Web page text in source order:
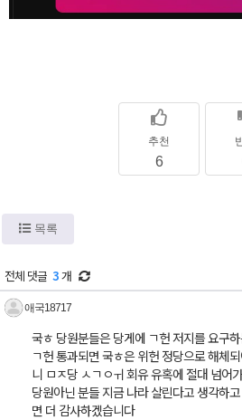
추천
6
목록
전체 댓글 3개
애국18717
국ㅎ 당원분들은 당게에 ㄱ헌 저지를 요구
ㄱ헌 통과되면 국ㅎ은 위헌 정당으로 해체
니 ㅁㅈ당 ㅅㄱㅇㅟ 회유 유혹에 절대 넘어
당원아닌 분들 지금 나라 살린다고 생각하
면 더 감사하겠습니다